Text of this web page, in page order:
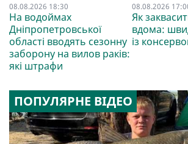
08.08.2026 18:30
На водоймах
Дніпропетровської
області вводять сезонну
заборону на вилов раків:
які штрафи
08.08.2026
Як
вдома:
із
ПОПУЛЯРНЕ ВІДЕО